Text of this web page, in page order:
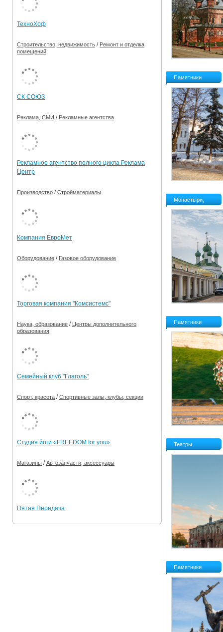
Ограничения движения транспорта на майские
Электронные транспортные карты
Памятники
Монастыри,
церкви, часовки
Памятники
Театры
Памятники
ТехноХоф
Строительство, недвижимость / Ремонт и отделка
помещений
СК СОЮЗ
Реклама, СМИ / Рекламные агентства
Рекламное агентство полного цикла Реклама
Центр
Производство /Стройматериалы
Компания ЕвроМет
Оборудование / Газовое оборудование
Торговая компания "Комсистемс"
Наука, образование / Центры дополнительного
образования
Семейный клуб "Глаголь"
Спорт, красота /Спортивные залы, клубы, секции
Студия йоги «FREEDOM for you»
Магазины /Автозапчасти, аксессуары
Пятая Передача